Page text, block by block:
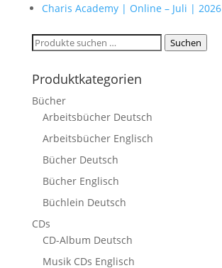
Charis Academy | Online – Juli | 2026
Suchen
Suchen
Produktkategorien
Bücher
Arbeitsbücher Deutsch
Arbeitsbücher Englisch
Bücher Deutsch
Bücher Englisch
Büchlein Deutsch
CDs
CD-Album Deutsch
Musik CDs Englisch